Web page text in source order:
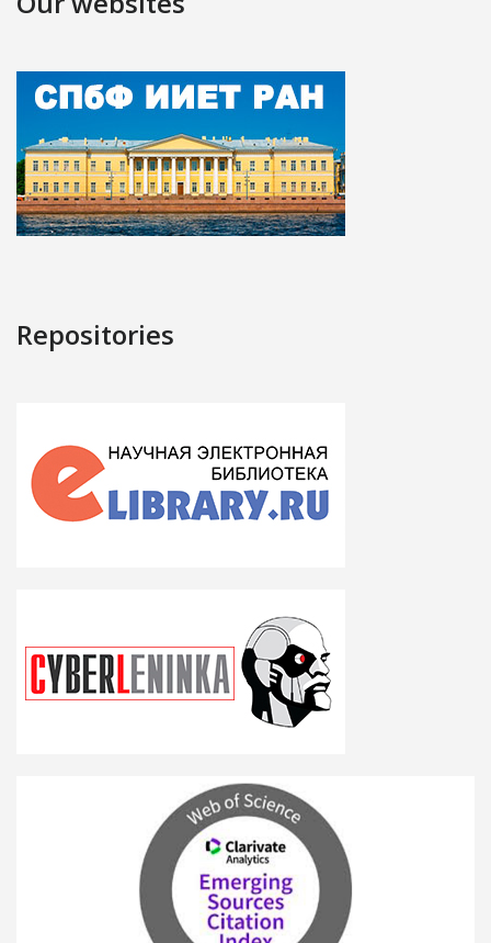
Repositories